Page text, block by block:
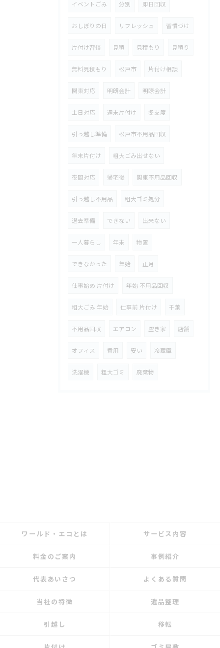
イベントごみ 分別 即日回収
おしぼりの日 リフレッシュ 習慣づけ
片付け習慣 見積 見積もり 見積り
無料見積もり 松戸市 片付け相談
関東対応 明朗会計 明瞭会計
土日対応 週末片付け 冬支度
引っ越し準備 松戸市不用品回収
年末片付け 粗大ごみ出せない
夜間対応 帰宅後 関東不用品回収
引っ越し不用品 粗大ゴミ処分
退去準備 できない 出来ない
一人暮らし 年末 物置
できなかった 年始 正月
仕事始め 片付け 年始 不用品回収
粗大ごみ 年始 仕事前 片付け 千葉
不用品回収 エアコン 空き家 店舗
オフィス 費用 安い 冷蔵庫
洗濯機 粗大ゴミ 廃棄物
ワールド・エコとは サービス内容
料金のご案内 事例紹介
代表あいさつ よくある質問
当社の特徴 遺品整理
引越し 移転